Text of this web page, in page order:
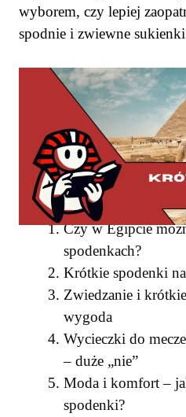
wyborem, czy lepiej
spodnie i zwiewne
SPIS TREŚCI
Czy w Egipcie
spodenkach?
Krótkie spodenki
Zwiedzanie i
wygoda
Wycieczki do
– duże „nie”
Moda i komfort –
spodenki?